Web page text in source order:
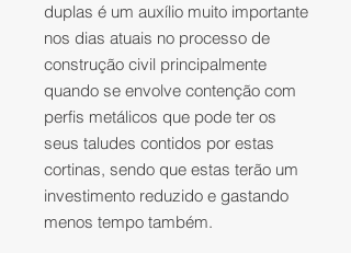
duplas é um auxílio muito importante
nos dias atuais no processo de
construção civil principalmente
quando se envolve contenção com
perfis metálicos que pode ter os
seus taludes contidos por estas
cortinas, sendo que estas terão um
investimento reduzido e gastando
menos tempo também.